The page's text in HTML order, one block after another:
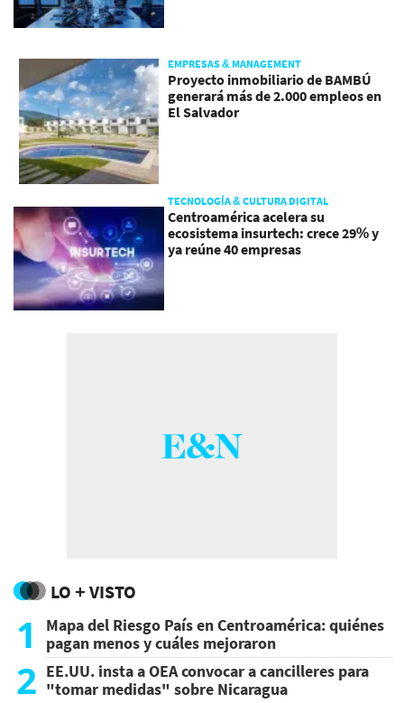
EMPRESAS & MANAGEMENT
Proyecto inmobiliario de BAMBÚ
generará más de 2.000 empleos en
El Salvador
TECNOLOGÍA & CULTURA DIGITAL
Centroamérica acelera su
ecosistema insurtech: crece 29% y
ya reúne 40 empresas
LO + VISTO
1
Mapa del Riesgo País en Centroamérica: quiénes
pagan menos y cuáles mejoraron
2 EE.UU. insta a OEA convocar a cancilleres para
"tomar medidas" sobre Nicaragua